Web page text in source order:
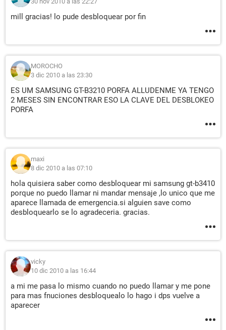
mill gracias! lo pude desbloquear por fin
MOROCHO
3 dic 2010 a las 23:30
ES UM SAMSUNG GT-B3210 PORFA ALLUDENME YA TENGO
2 MESES SIN ENCONTRAR ESO LA CLAVE DEL DESBLOKEO
PORFA
maxi
8 dic 2010 a las 07:10
hola quisiera saber como desbloquear mi samsung gt-b3410
porque no puedo llamar ni mandar mensaje ,lo unico que me
aparece llamada de emergencia.si alguien save como
desbloquearlo se lo agradeceria. gracias.
vicky
10 dic 2010 a las 16:44
a mi me pasa lo mismo cuando no puedo llamar y me pone
para mas fnuciones desbloquealo lo hago i dps vuelve a
aparecer